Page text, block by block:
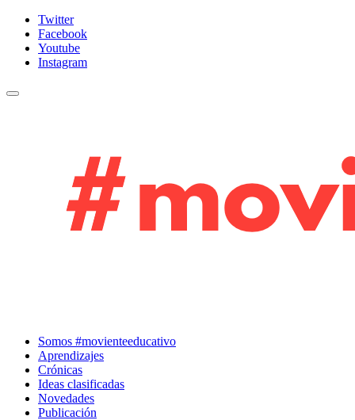
Twitter
Facebook
Youtube
Instagram
Cambiar navegación
Somos #movienteeducativo
Aprendizajes
Crónicas
Ideas clasificadas
Novedades
Publicación